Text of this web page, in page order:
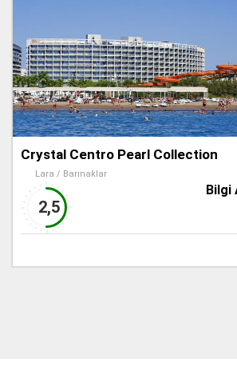
Crystal Centro Pearl Collection
Lara / Barınaklar
2,5
Bilgi